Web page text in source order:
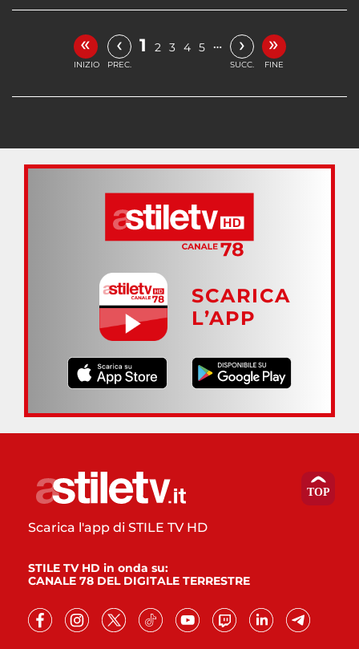
«
INIZIO
‹
PREC.
1 2 3 4 5 … ›
SUCC.
»
FINE
SCARICA
L’APP
Scarica l'app di STILE TV HD
STILE TV HD in onda su:
CANALE 78 DEL DIGITALE TERRESTRE